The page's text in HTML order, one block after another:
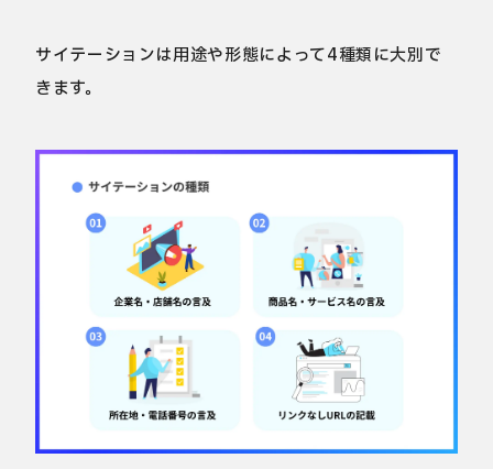
サイテーションは用途や形態によって4種類に大別で
きます。